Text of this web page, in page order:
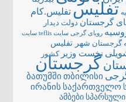
تفلیستفلیس.کام
گرجستان دولت دیدار
رویای گرجی سایت teflis
سایت
گرجستان شهر تفلیس
نخست وزیر کشور
گرجستان
ბათუმში თბილისი
ირანის საქართველო
ამბები სპარსული